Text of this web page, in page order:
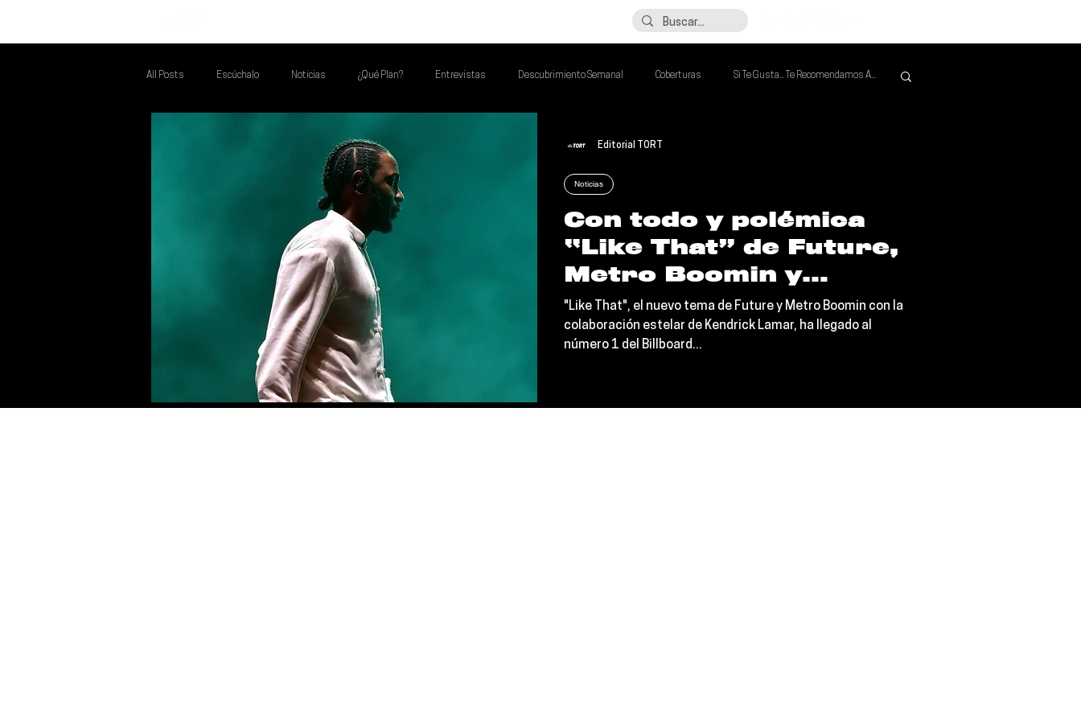
All Posts Escúchalo Noticias ¿Qué Plan? Entrevistas Descubrimiento Semanal Coberturas Si Te Gusta... Te Recomendamos A...
Flash Round Poder Latino Que Descubrir
Álbumes de la Semana
Con todo y polémica
“Like That” de Future,
Metro Boomin y
Kendrick Lamar llega
al No.1 de Billboard
"Like That", el nuevo tema de Future y Metro Boomin con la
colaboración estelar de Kendrick Lamar, ha llegado al
número 1 del Billboard...
Noticias
Editorial TORT